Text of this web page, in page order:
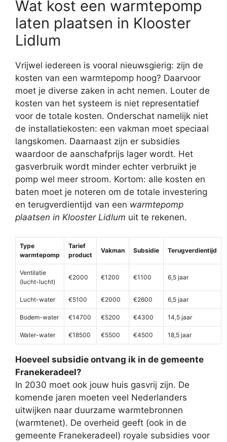
Wat kost een warmtepomp
laten plaatsen in Klooster
Lidlum
Vrijwel iedereen is vooral nieuwsgierig: zijn de
kosten van een warmtepomp hoog? Daarvoor
moet je diverse zaken in acht nemen. Louter de
kosten van het systeem is niet representatief
voor de totale kosten. Onderschat namelijk niet
de installatiekosten: een vakman moet speciaal
langskomen. Daarnaast zijn er subsidies
waardoor de aanschafprijs lager wordt. Het
gasverbruik wordt minder echter verbruikt je
pomp wel meer stroom. Kortom: alle kosten en
baten moet je noteren om de totale investering
en terugverdientijd van een warmtepomp
plaatsen in Klooster Lidlum uit te rekenen.
Type
warmtepomp
Tarief
product
Vakman Subsidie Terugverdientijd
Ventilatie
(lucht-lucht)
€2000 €1200 €1100 6,5 jaar
Lucht-water €5100 €2000 €2600 6,5 jaar
Bodem-water €14700 €5200 €4300 14,5 jaar
Water-water €18500 €5500 €4500 18,5 jaar
Hoeveel subsidie ontvang ik in de gemeente
Franekeradeel?
In 2030 moet ook jouw huis gasvrij zijn. De
komende jaren moeten veel Nederlanders
uitwijken naar duurzame warmtebronnen
(warmtenet). De overheid geeft (ook in de
gemeente Franekeradeel) royale subsidies voor